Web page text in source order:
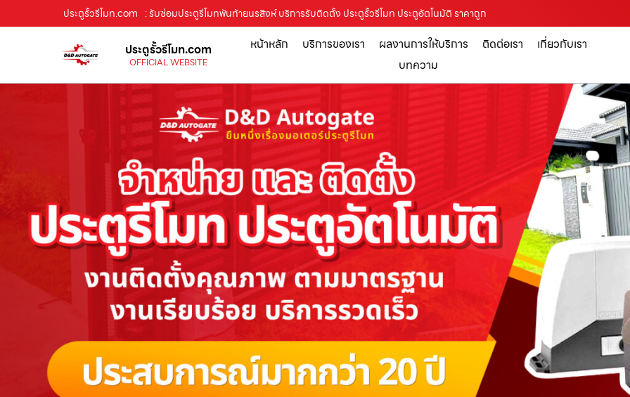
ประตูรั้วรีโมท.com : รับซ่อมประตูรีโมทพันท้ายนรสิงห์ บริการรับติดตั้ง ประตูรั้วรีโมท ประตูอัตโนมัติ ราคาถูก
ประตูรั้วรีโมท.com
OFFICIAL WEBSITE
หน้าหลัก บริการของเรา ผลงานการให้บริการ ติดต่อเรา
เกี่ยวกับเรา
บทความ